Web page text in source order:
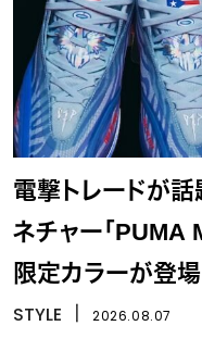
電撃トレードが話
ネチャー「PUMA
限定カラーが登場
STYLE 2026.08.07